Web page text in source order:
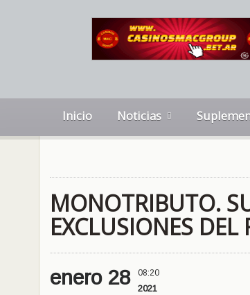
Inicio Noticias
MONOTRIBUTO.
EXCLUSIONES DEL
enero 28 08:20
2021